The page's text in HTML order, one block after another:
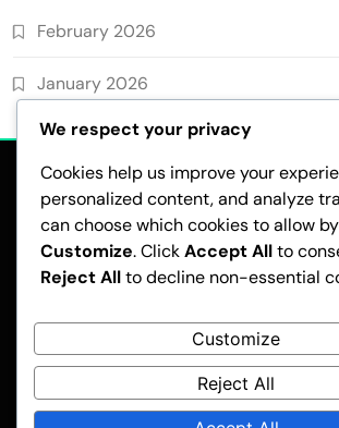
February 2026
January 2026
CONTATE-NOS
TERMOS E
Pubnews - Modern WordPress Theme
BlazeThemes.
We respect your privacy
Cookies help us improve your
personalized content, and analyze
can choose which cookies to allow
Customize. ClickAccept Allto
Reject Allto decline non-essential
Customize
Reject All